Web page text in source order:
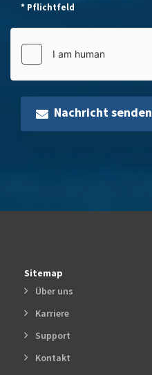
* Pflichtfeld
Nachricht senden
Sitemap
Über uns
Karriere
Support
Kontakt